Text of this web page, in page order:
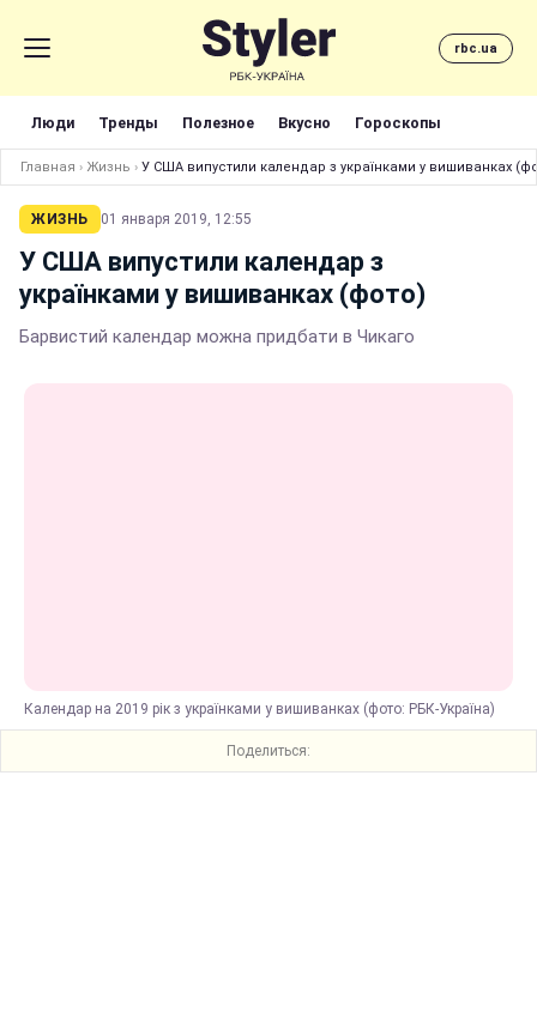
rbc.ua
Люди Тренды Полезное Вкусно Гороскопы
Главная › Жизнь › У США випустили календар з українками у вишиванках
ЖИЗНЬ 01 января 2019, 12:55
У США випустили календар з
українками у вишиванках (фото)
Барвистий календар можна придбати в Чикаго
Календар на 2019 рік з українками у вишиванках (фото: РБК-Україна)
Поделиться: